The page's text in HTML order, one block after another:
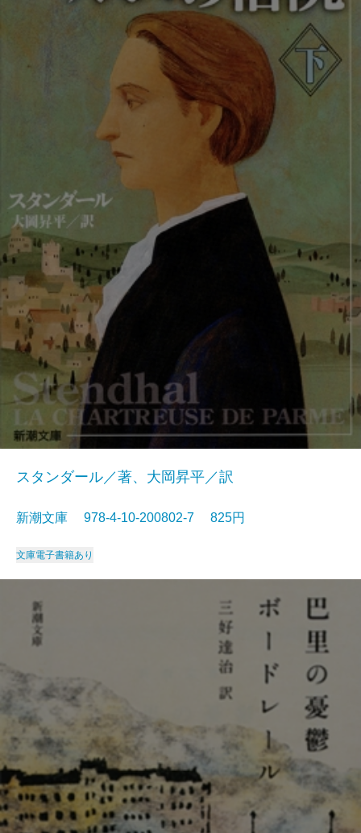
スタンダール／著、大岡昇平／訳
新潮文庫 978-4-10-200802-7 825円
文庫電子書籍あり